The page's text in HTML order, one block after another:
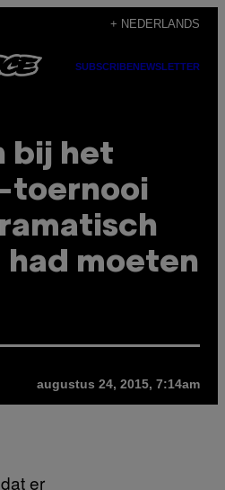
+ NEDERLANDS
SUBSCRIBENEWSLETTER
bij het
toernooi
had moeten
augustus 24, 2015, 7:14am
er